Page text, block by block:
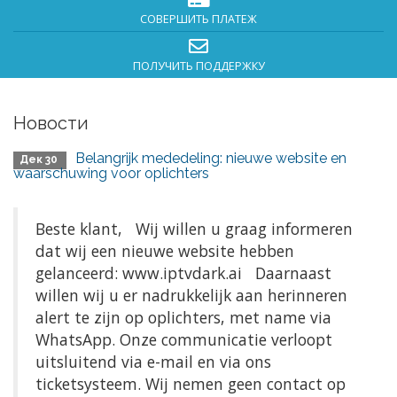
СОВЕРШИТЬ ПЛАТЕЖ
ПОЛУЧИТЬ ПОДДЕРЖКУ
Новости
Дек 30
Belangrijk mededeling: nieuwe website en
waarschuwing voor oplichters
Beste klant, Wij willen u graag informeren
dat wij een nieuwe website hebben
gelanceerd: www.iptvdark.ai Daarnaast
willen wij u er nadrukkelijk aan herinneren
alert te zijn op oplichters, met name via
WhatsApp. Onze communicatie verloopt
uitsluitend via e-mail en via ons
ticketsysteem. Wij nemen geen contact op